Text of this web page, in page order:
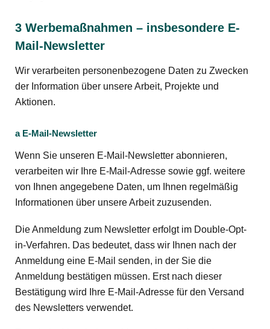
3 Werbemaßnahmen – insbesondere E-
Mail-Newsletter
Wir verarbeiten personenbezogene Daten zu Zwecken
der Information über unsere Arbeit, Projekte und
Aktionen.
a E-Mail-Newsletter
Wenn Sie unseren E-Mail-Newsletter abonnieren,
verarbeiten wir Ihre E-Mail-Adresse sowie ggf. weitere
von Ihnen angegebene Daten, um Ihnen regelmäßig
Informationen über unsere Arbeit zuzusenden.
Die Anmeldung zum Newsletter erfolgt im Double-Opt-
in-Verfahren. Das bedeutet, dass wir Ihnen nach der
Anmeldung eine E-Mail senden, in der Sie die
Anmeldung bestätigen müssen. Erst nach dieser
Bestätigung wird Ihre E-Mail-Adresse für den Versand
des Newsletters verwendet.